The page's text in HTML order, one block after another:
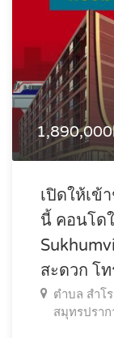
เปิดให้เข้
นี้ คอนโด
สะดวก โ
ตำบล สำโ
สมุทรปราก